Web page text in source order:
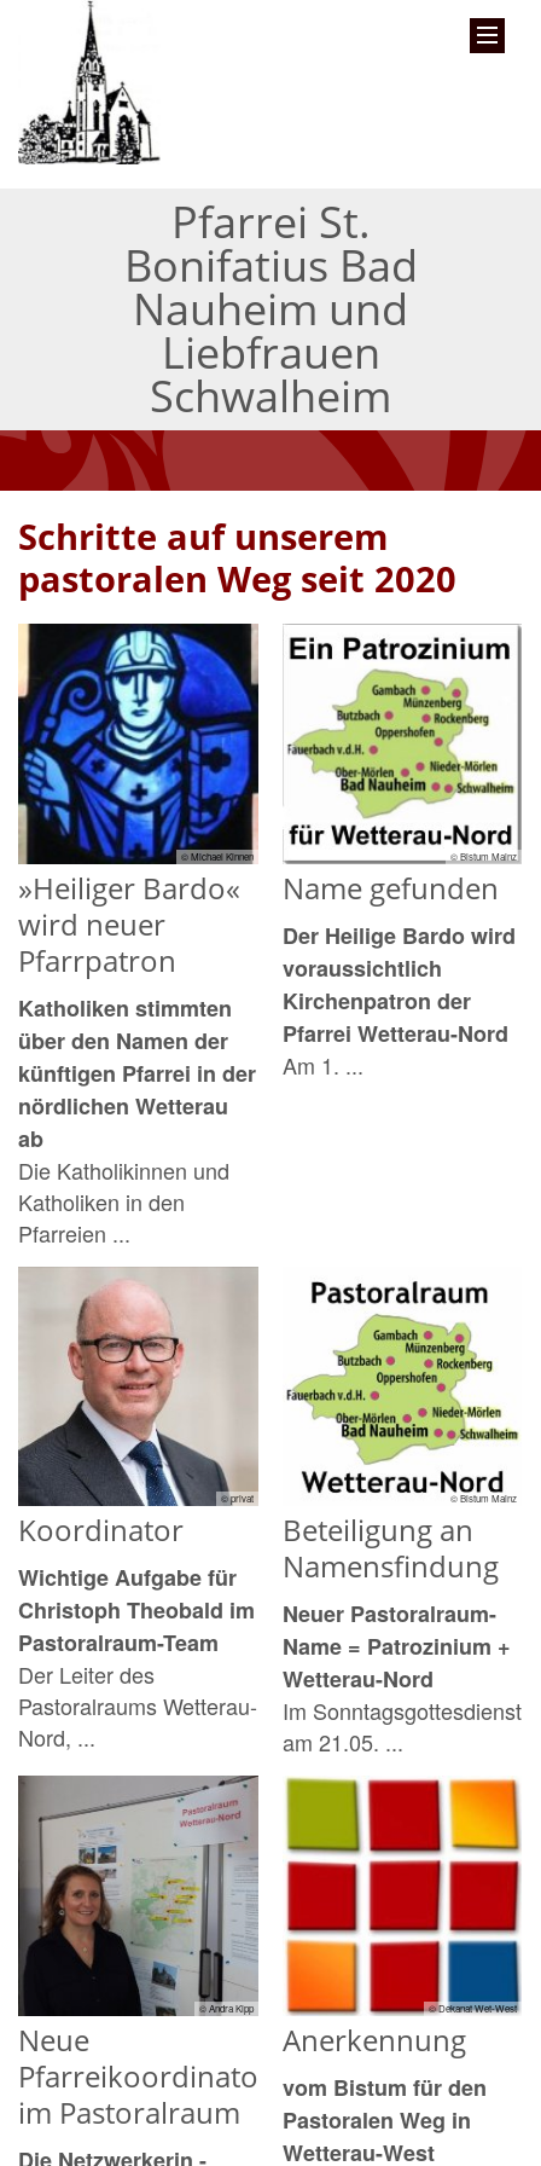
Pfarrei St.
Bonifatius Bad
Nauheim und
Liebfrauen
Schwalheim
Schritte auf unserem
pastoralen Weg seit 2020
© Michael Kinnen
»Heiliger Bardo«
wird neuer
Pfarrpatron
Katholiken stimmten
über den Namen der
künftigen Pfarrei in der
nördlichen Wetterau
ab
Die Katholikinnen und
Katholiken in den
Pfarreien ...
© Bistum Mainz
Name gefunden
Der Heilige Bardo wird
voraussichtlich
Kirchenpatron der
Pfarrei Wetterau-Nord
Am 1. ...
© privat
Koordinator
Wichtige Aufgabe für
Christoph Theobald im
Pastoralraum-Team
Der Leiter des
Pastoralraums Wetterau-
Nord, ...
© Bistum Mainz
Beteiligung an
Namensfindung
Neuer Pastoralraum-
Name = Patrozinium +
Wetterau-Nord
Im Sonntagsgottesdienst
am 21.05. ...
© Andra Kipp
Neue
Pfarreikoordinatorin
im Pastoralraum
© Dekanat Wet-West
Anerkennung
vom Bistum für den
Pastoralen Weg in
Wetterau-West